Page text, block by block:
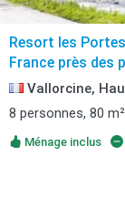
Resort les
France près des
Vallorcine,
8 personnes, 80
Ménage inclus